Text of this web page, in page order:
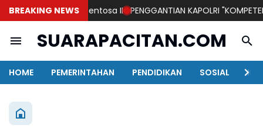
BREAKING NEWS
KM Mutiara Sentosa II PENGGANTIAN KAPOLRI "KOMPETENSI
SUARAPACITAN.COM
HOME PEMERINTAHAN PENDIDIKAN SOSIAL